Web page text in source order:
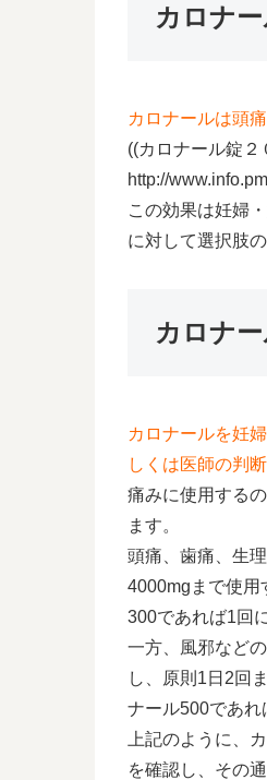
カロナ
カロナールは頭
((カロナール錠
http://
この効果は妊婦
に対して選択肢
カロナ
カロナールを妊
しくは医師の判
痛みに使用する
ます。
頭痛、歯痛、生
4000mgまで使用
300であれば1回
一方、風邪など
し、原則1日2回
ナール500であれ
上記のように、
を確認し、その